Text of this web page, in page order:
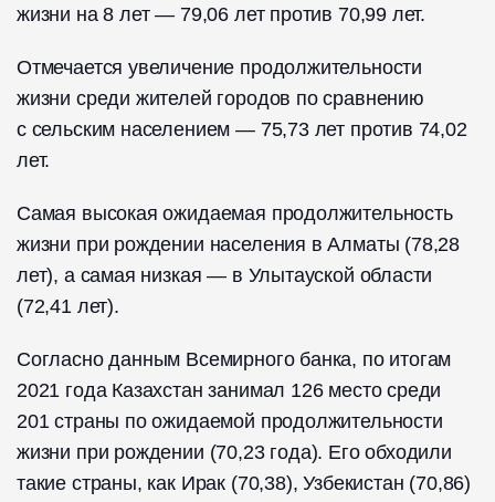
жизни на 8 лет — 79,06 лет против 70,99 лет.
Отмечается увеличение продолжительности
жизни среди жителей городов по сравнению
с сельским населением — 75,73 лет против 74,02
лет.
Самая высокая ожидаемая продолжительность
жизни при рождении населения в Алматы (78,28
лет), а самая низкая — в Улытауской области
(72,41 лет).
Согласно данным Всемирного банка, по итогам
2021 года Казахстан занимал 126 место среди
201 страны по ожидаемой продолжительности
жизни при рождении (70,23 года). Его обходили
такие страны, как Ирак (70,38), Узбекистан (70,86)